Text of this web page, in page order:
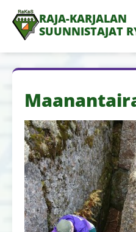
RAJA-KARJALAN
SUUNNISTAJAT